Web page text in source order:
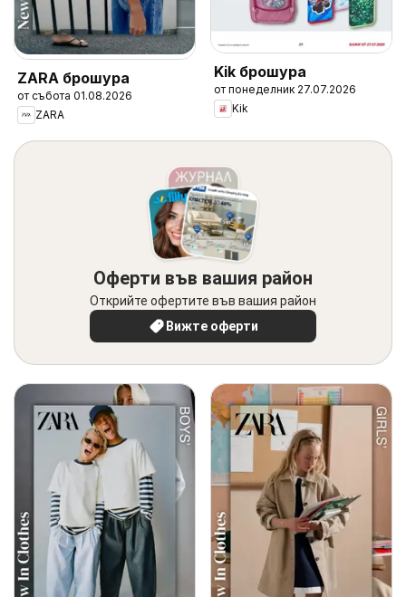
ZARA брошура
от събота 01.08.2026
ZARA
Kik брошура
от понеделник 27.07.2026
Kik
Оферти във вашия район
Открийте офертите във вашия район
Вижте оферти